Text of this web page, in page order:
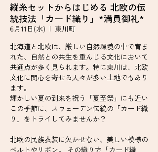
縦糸セットからはじめる 北欧の伝
統技法「カード織り」*満員御礼*
6月11日(水)
  |
東川町
北海道と北欧は、厳しい自然環境の中で育ま
れた、自然との共生を重んじる文化において
共通点が多く見られます。特に東川は、北欧
文化に関心を寄せる人々が多い土地でもあり
ます。
輝かしい夏の到来を祝う「夏至祭」にも近い
この季節に、スウェーデン伝統の「カード織
り」をトライしてみませんか？
北欧の民族衣装に欠かせない、美しい模様の
ベルトやリボン。 その織り方「カード織